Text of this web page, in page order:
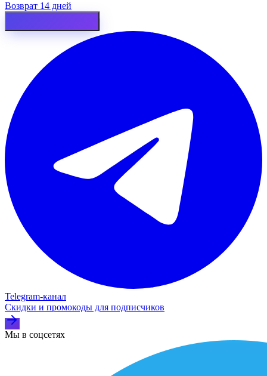
Возврат 14 дней
Telegram‑канал
Скидки и промокоды для подписчиков
Мы в соцсетях